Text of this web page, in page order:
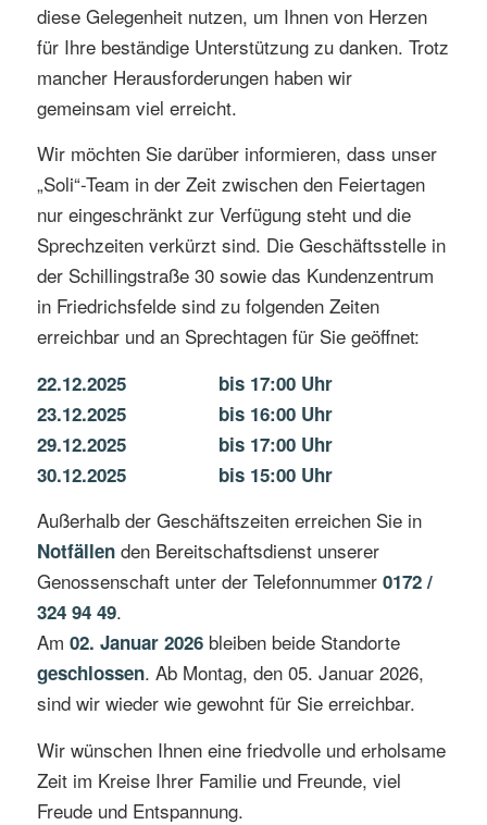
diese Gelegenheit nutzen, um Ihnen von Herzen
für Ihre beständige Unterstützung zu danken. Trotz
mancher Herausforderungen haben wir
gemeinsam viel erreicht.
Wir möchten Sie darüber informieren, dass unser
„Soli“-Team in der Zeit zwischen den Feiertagen
nur eingeschränkt zur Verfügung steht und die
Sprechzeiten verkürzt sind. Die Geschäftsstelle in
der Schillingstraße 30 sowie das Kundenzentrum
in Friedrichsfelde sind zu folgenden Zeiten
erreichbar und an Sprechtagen für Sie geöffnet:
22.12.2025 bis 17:00 Uhr
23.12.2025 bis 16:00 Uhr
29.12.2025 bis 17:00 Uhr
30.12.2025 bis 15:00 Uhr
Außerhalb der Geschäftszeiten erreichen Sie in
Notfällenden Bereitschaftsdienst unserer
Genossenschaft unter der Telefonnummer 0172 /
324 94 49.
Am 02. Januar 2026bleiben beide Standorte
geschlossen. Ab Montag, den 05. Januar 2026,
sind wir wieder wie gewohnt für Sie erreichbar.
Wir wünschen Ihnen eine friedvolle und erholsame
Zeit im Kreise Ihrer Familie und Freunde, viel
Freude und Entspannung.